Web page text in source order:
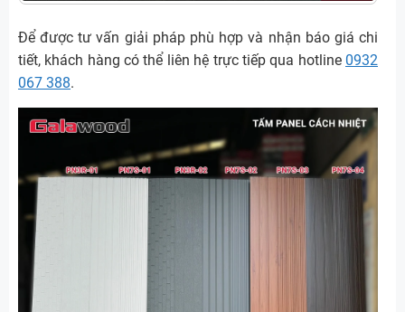
Để được tư vấn giải pháp phù hợp và nhận báo giá chi
tiết, khách hàng có thể liên hệ trực tiếp qua hotline 0932
067 388.